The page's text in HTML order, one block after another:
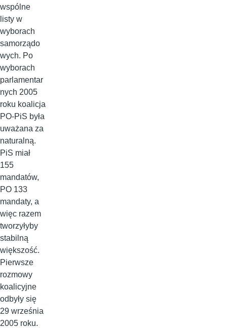
wspólne
listy w
wyborach
samorządo
wych. Po
wyborach
parlamentar
nych 2005
roku koalicja
PO-PiS była
uważana za
naturalną.
PiS miał
155
mandatów,
PO 133
mandaty, a
więc razem
tworzyłyby
stabilną
większość.
Pierwsze
rozmowy
koalicyjne
odbyły się
29 września
2005 roku.